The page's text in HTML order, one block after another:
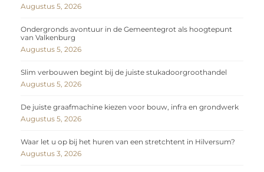
Augustus 5, 2026
Ondergronds avontuur in de Gemeentegrot als hoogtepunt
van Valkenburg
Augustus 5, 2026
Slim verbouwen begint bij de juiste stukadoorgroothandel
Augustus 5, 2026
De juiste graafmachine kiezen voor bouw, infra en grondwerk
Augustus 5, 2026
Waar let u op bij het huren van een stretchtent in Hilversum?
Augustus 3, 2026